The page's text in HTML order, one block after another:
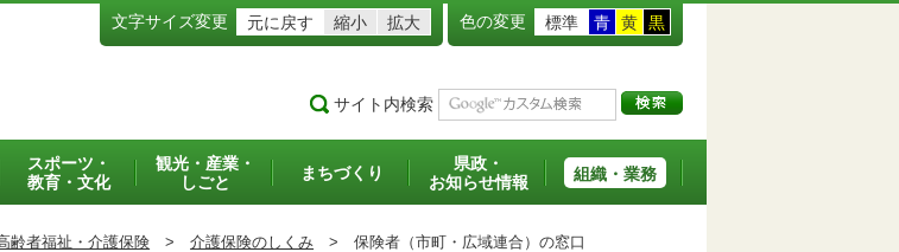
文字サイズ変更 元に戻す 縮小 拡大 色の変更 標準 青 黄 黒
サイト内検索
スポーツ・
教育・文化
観光・産業・
しごと
まちづくり
県政・
お知らせ情報
組織・業務
齢者福祉・介護保険 > 介護保険のしくみ > 保険者（市町・広域連合）の窓口